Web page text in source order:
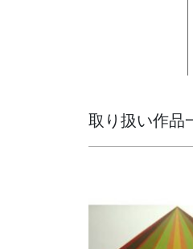
取り扱い作品